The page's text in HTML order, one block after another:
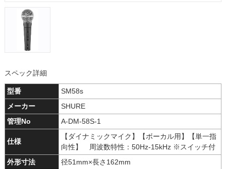
スペック詳細
型番
SM58s
メーカー
SHURE
管理No
A-DM-58S-1
仕様
【ダイナミックマイク】【ボーカル用】【単一指
向性】 周波数特性：50Hz-15kHz ※スイッチ付
外形寸法
径51mm×長さ162mm